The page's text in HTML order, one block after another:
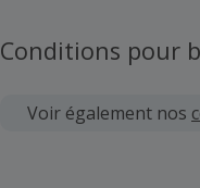
Conditions pour
Voir également nos